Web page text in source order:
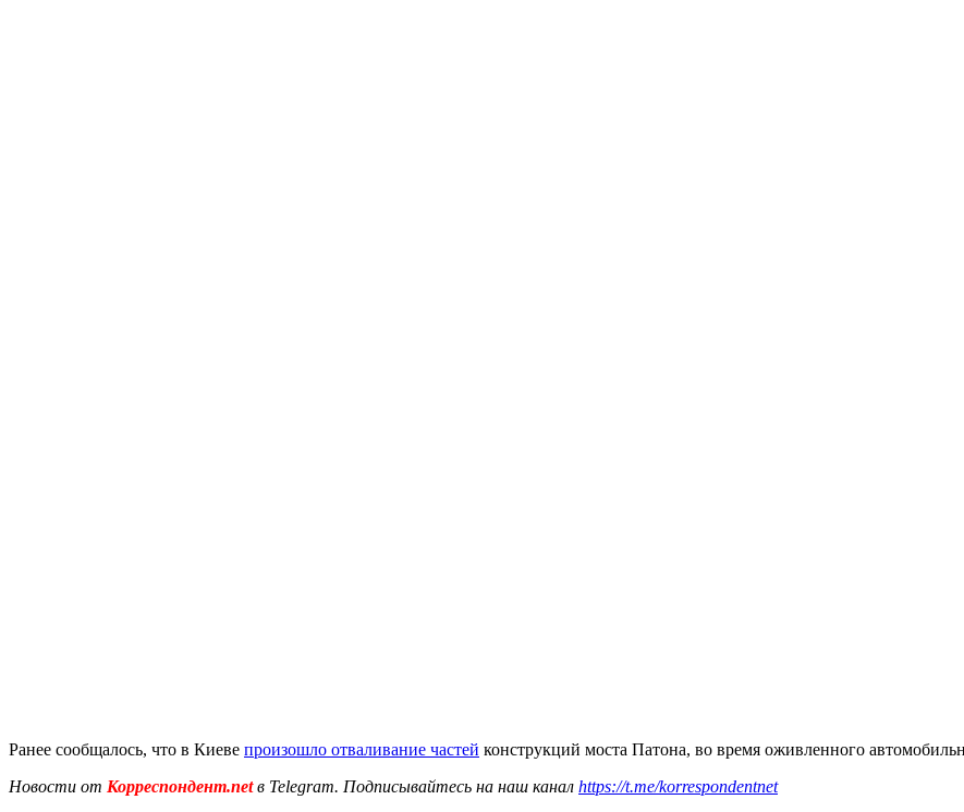
Ранее сообщалось, что в Киеве произошло отваливание частей конструкций моста Патона, во время оживленного
Новости от Корреспондент.netв Telegram. Подписывайтесь на наш канал https://t.me/korrespondentnet